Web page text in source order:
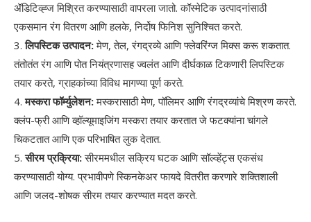
ॲडिटिव्ह्ज मिश्रित करण्यासाठी वापरला जातो. कॉस्मेटिक उत्पादनांसाठी
एकसमान रंग वितरण आणि हलके, निर्दोष फिनिश सुनिश्चित करते.
3. लिपस्टिक उत्पादन:मेण, तेल, रंगद्रव्ये आणि फ्लेवरिंग्ज मिक्स करू शकतात.
तंतोतंत रंग आणि पोत नियंत्रणासह ज्वलंत आणि दीर्घकाळ टिकणारी लिपस्टिक
तयार करते, ग्राहकांच्या विविध मागण्या पूर्ण करते.
4.मस्करा फॉर्म्युलेशन:मस्करासाठी मेण, पॉलिमर आणि रंगद्रव्यांचे मिश्रण करते.
क्लंप-फ्री आणि व्हॉल्यूमाइजिंग मस्करा तयार करतात जे फटक्यांना चांगले
चिकटतात आणि एक परिभाषित लुक देतात.
5.सीरम प्रक्रिया:सीरममधील सक्रिय घटक आणि सॉल्व्हेंट्स एकसंध
करण्यासाठी योग्य. प्रभावीपणे स्किनकेअर फायदे वितरीत करणारे शक्तिशाली
आणि जलद-शोषक सीरम तयार करण्यात मदत करते.